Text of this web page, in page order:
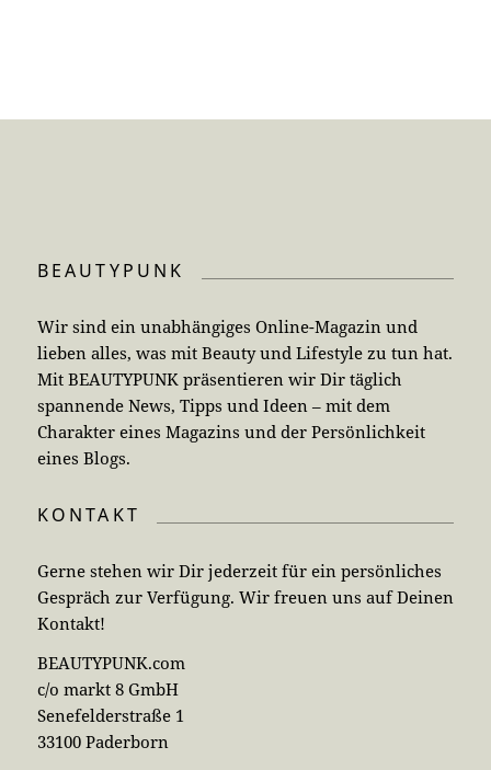
BEAUTYPUNK
Wir sind ein unabhängiges Online-Magazin und
lieben alles, was mit Beauty und Lifestyle zu tun hat.
Mit BEAUTYPUNK präsentieren wir Dir täglich
spannende News, Tipps und Ideen – mit dem
Charakter eines Magazins und der Persönlichkeit
eines Blogs.
KONTAKT
Gerne stehen wir Dir jederzeit für ein persönliches
Gespräch zur Verfügung. Wir freuen uns auf Deinen
Kontakt!
BEAUTYPUNK.com
c/o markt 8 GmbH
Senefelderstraße 1
33100 Paderborn